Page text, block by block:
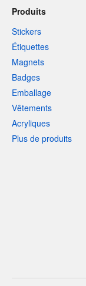
Produits
Stickers
Étiquettes
Magnets
Badges
Emballage
Vêtements
Acryliques
Plus de produits